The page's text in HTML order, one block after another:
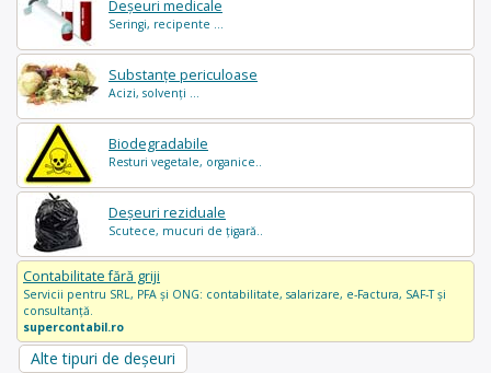
Deșeuri medicale
Seringi, recipente ...
Substanțe periculoase
Acizi, solvenți ...
Biodegradabile
Resturi vegetale, organice..
Deșeuri reziduale
Scutece, mucuri de țigară..
Contabilitate fără griji
Servicii pentru SRL, PFA și ONG: contabilitate, salarizare, e-Factura, SAF-T și
consultanță.
supercontabil.ro
Alte tipuri de deșeuri